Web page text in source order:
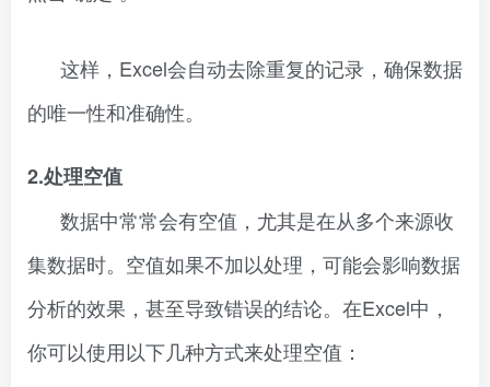
这样，Excel会自动去除重复的记录，确保数据
的唯一性和准确性。
2.处理空值
数据中常常会有空值，尤其是在从多个来源收
集数据时。空值如果不加以处理，可能会影响数据
分析的效果，甚至导致错误的结论。在Excel中，
你可以使用以下几种方式来处理空值：